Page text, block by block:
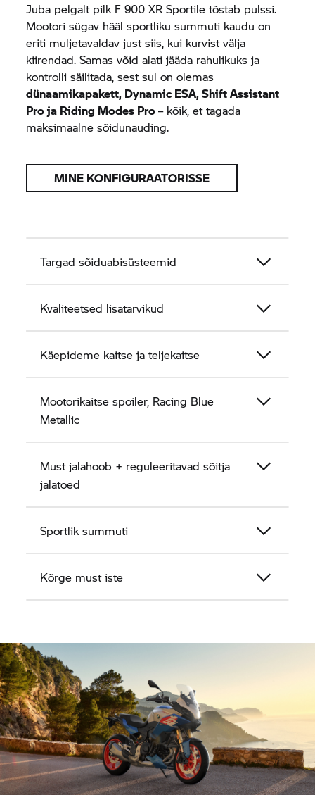
Juba pelgalt pilk F 900 XR Sportile tõstab pulssi.
Mootori sügav hääl sportliku summuti kaudu on
eriti muljetavaldav just siis, kui kurvist välja
kiirendad. Samas võid alati jääda rahulikuks ja
kontrolli säilitada, sest sul on olemas
dünaamikapakett, Dynamic ESA, Shift Assistant
Pro ja Riding Modes Pro– kõik, et tagada
maksimaalne sõidunauding.
MINE KONFIGURAATORISSE
Targad sõiduabisüsteemid
Kvaliteetsed lisatarvikud
Käepideme kaitse ja teljekaitse
Mootorikaitse spoiler, Racing Blue
Metallic
Must jalahoob + reguleeritavad sõitja
jalatoed
Sportlik summuti
Kõrge must iste